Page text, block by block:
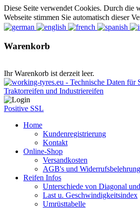
Diese Seite verwendet Cookies. Durch die
Webseite stimmen Sie automatisch dieser
Warenkorb
Ihr Warenkorb ist derzeit leer.
Positive SSL
Home
Kundenregistrierung
Kontakt
Online-Shop
Versandkosten
AGB's und Widerrufsbelehrung
Reifen Infos
Unterschiede von Diagonal
Last u. Geschwindigkeitsindex
Umrüsttabelle